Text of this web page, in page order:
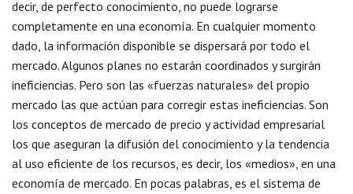
decir, de perfecto conocimiento, no puede lograrse
completamente en una economía. En cualquier momento
dado, la información disponible se dispersará por todo el
mercado. Algunos planes no estarán coordinados y surgirán
ineficiencias. Pero son las «fuerzas naturales» del propio
mercado las que actúan para corregir estas ineficiencias. Son
los conceptos de mercado de precio y actividad empresarial
los que aseguran la difusión del conocimiento y la tendencia
al uso eficiente de los recursos, es decir, los «medios», en una
economía de mercado. En pocas palabras, es el sistema de